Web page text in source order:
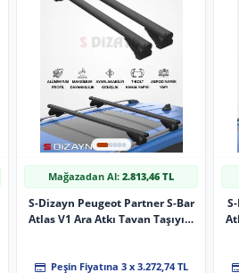
Mağazadan Al:2.813,46 TL
S-Dizayn Peugeot Partner S-Bar
Atlas V1 Ara Atkı Tavan Taşıyıcı
Peşin Fiyatına 3 x 3.272,74 TL